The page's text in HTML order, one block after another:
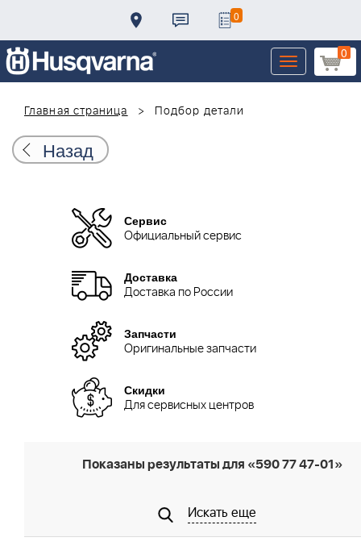
0
0
Toggle
navigation
Главная страница
Подбор детали
Назад
Сервис
Официальный сервис
Доставка
Доставка по России
Запчасти
Оригинальные запчасти
Скидки
Для сервисных центров
Показаны результаты для «590 77 47-01»
Искать еще